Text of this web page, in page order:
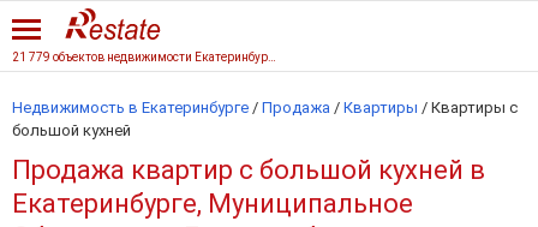
Недвижимость в Екатеринбурге / Продажа / Квартиры / Квартиры с
большой кухней
Продажа квартир с большой кухней в
Екатеринбурге, Муниципальное